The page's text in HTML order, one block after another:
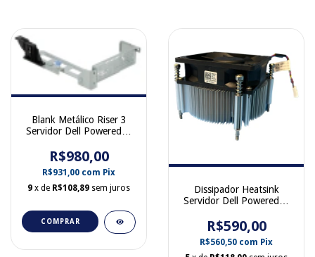
Blank Metálico Riser 3
Servidor Dell Poweredge
R$980,00
R$931,00 com Pix
9 x de R$108,89 sem juros
COMPRAR
Dissipador Heatsink
Servidor Dell Poweredge
R$590,00
R$560,50 com Pix